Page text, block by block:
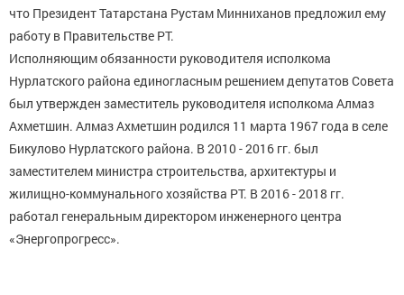
что Президент Татарстана Рустам Минниханов предложил ему
работу в Правительстве РТ.
Исполняющим обязанности руководителя исполкома
Нурлатского района единогласным решением депутатов Совета
был утвержден заместитель руководителя исполкома Алмаз
Ахметшин. Алмаз Ахметшин родился 11 марта 1967 года в селе
Бикулово Нурлатского района. В 2010 - 2016 гг. был
заместителем министра строительства, архитектуры и
жилищно-коммунального хозяйства РТ. В 2016 - 2018 гг.
работал генеральным директором инженерного центра
«Энергопрогресс».